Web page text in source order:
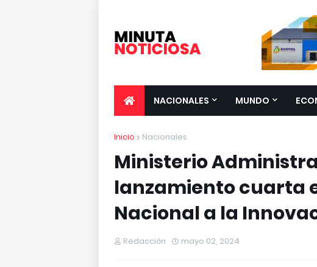
NACIONALES MUNDO
Inicio Nacionales
Ministerio
lanzamiento cuarta
Nacional a la
Redacción mayo 02, 2024